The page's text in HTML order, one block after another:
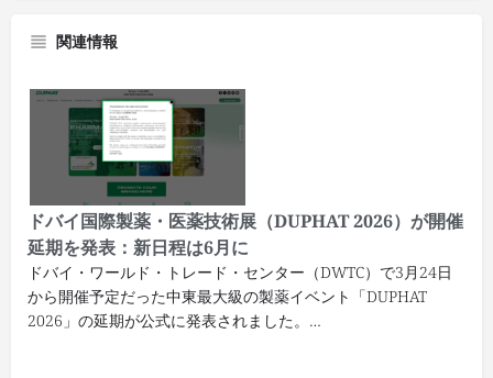
関連情報
ドバイ国際製薬・医薬技術展（DUPHAT 2026）が開催
延期を発表：新日程は6月に
ドバイ・ワールド・トレード・センター（DWTC）で3月24日
から開催予定だった中東最大級の製薬イベント「DUPHAT
2026」の延期が公式に発表されました。…